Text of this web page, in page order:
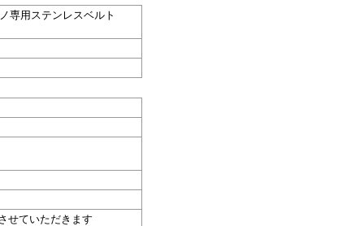
専用ステンレスベルト
せていただきます